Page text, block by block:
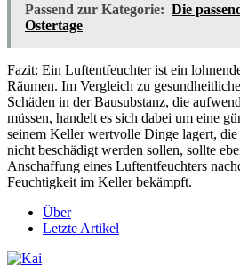
Passend zur Kategorie: Die
Ostertage
Fazit: Ein Luftentfeuchter ist ein
Räumen. Im Vergleich zu
Schäden in der Bausubstanz, die
müssen, handelt es sich dabei um eine
seinem Keller wertvolle Dinge lagert,
nicht beschädigt werden sollen, sollte
Anschaffung eines Luftentfeuchters
Feuchtigkeit im Keller bekämpft.
Über
Letzte Artikel